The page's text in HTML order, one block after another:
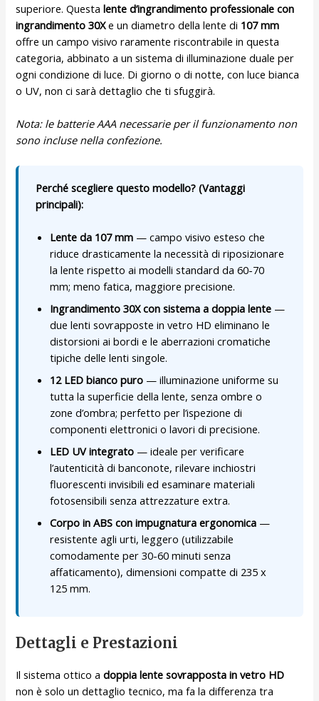
superiore. Questalente d’ingrandimento professionale con
ingrandimento 30Xe un diametro della lente di 107 mm
offre un campo visivo raramente riscontrabile in questa
categoria, abbinato a un sistema di illuminazione duale per
ogni condizione di luce. Di giorno o di notte, con luce bianca
o UV, non ci sarà dettaglio che ti sfuggirà.
Nota: le batterie AAA necessarie per il funzionamento non
sono incluse nella confezione.
Perché scegliere questo modello? (Vantaggi
principali):
Lente da 107 mm — campo visivo esteso che
riduce drasticamente la necessità di riposizionare
la lente rispetto ai modelli standard da 60-70
mm; meno fatica, maggiore precisione.
Ingrandimento 30X con sistema a doppia lente —
due lenti sovrapposte in vetro HD eliminano le
distorsioni ai bordi e le aberrazioni cromatiche
tipiche delle lenti singole.
12 LED bianco puro — illuminazione uniforme su
tutta la superficie della lente, senza ombre o
zone d’ombra; perfetto per l’ispezione di
componenti elettronici o lavori di precisione.
LED UV integrato — ideale per verificare
l’autenticità di banconote, rilevare inchiostri
fluorescenti invisibili ed esaminare materiali
fotosensibili senza attrezzature extra.
Corpo in ABS con impugnatura ergonomica —
resistente agli urti, leggero (utilizzabile
comodamente per 30-60 minuti senza
affaticamento), dimensioni compatte di 235 x
125 mm.
Dettagli e Prestazioni
Il sistema ottico adoppia lente sovrapposta in vetro HD
non è solo un dettaglio tecnico, ma fa la differenza tra